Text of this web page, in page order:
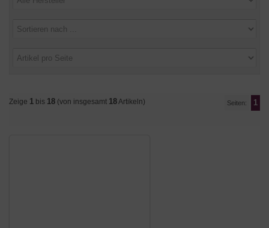
Zeige 1 bis 18 (von insgesamt 18Artikeln) Seiten: 1